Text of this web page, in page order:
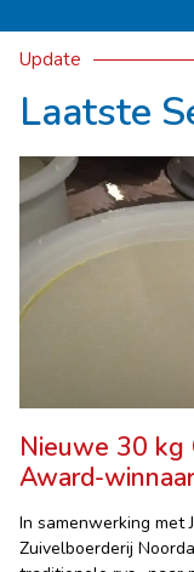
Update
Laatste
Nieuwe 30 kg
Award-
In samenwerking met
Zuivelboerderij